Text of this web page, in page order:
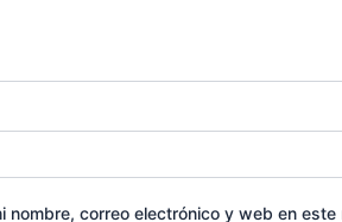
nombre, correo electrónico y web en